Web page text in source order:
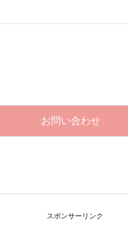
お問い合わせ
スポンサーリンク